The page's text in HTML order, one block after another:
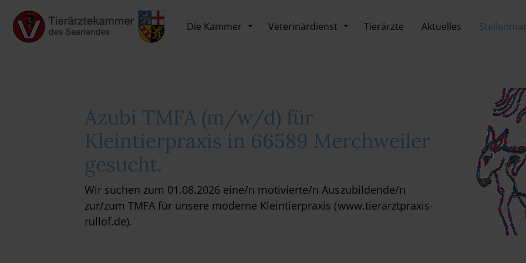
Die Kammer Veterinärdienst Tierärzte Aktuelles
Azubi TMFA (m/w/d) für
Kleintierpraxis in 66589 Merchweiler
gesucht.
Wir suchen zum 01.08.2026 eine/n motivierte/n Auszubildende/n
zur/zum TMFA für unsere moderne Kleintierpraxis (www.tierarztpraxis-
rullof.de).